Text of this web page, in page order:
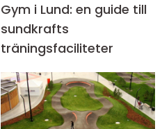
Gym i Lund: en guide till
sundkrafts
träningsfaciliteter